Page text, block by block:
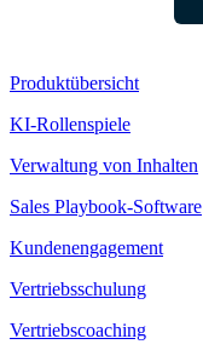
Produktübersicht
KI-Rollenspiele
Verwaltung von Inhalten
Sales Playbook-Software
Kundenengagement
Vertriebsschulung
Vertriebscoaching